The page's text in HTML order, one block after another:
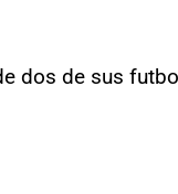
dos de sus